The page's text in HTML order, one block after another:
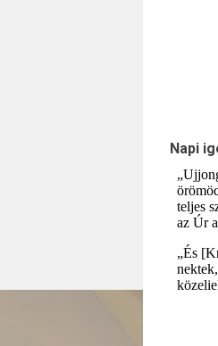
Napi